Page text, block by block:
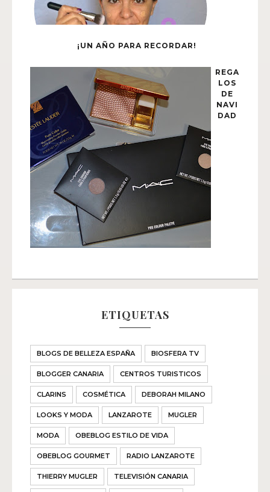
¡UN AÑO PARA RECORDAR!
REGA
LOS
DE
NAVI
DAD
ETIQUETAS
BLOGS DE BELLEZA ESPAÑA BIOSFERA TV
BLOGGER CANARIA CENTROS TURISTICOS
CLARINS COSMÉTICA DEBORAH MILANO
LOOKS Y MODA LANZAROTE MUGLER
MODA OBEBLOG ESTILO DE VIDA
OBEBLOG GOURMET RADIO LANZAROTE
THIERRY MUGLER TELEVISIÓN CANARIA